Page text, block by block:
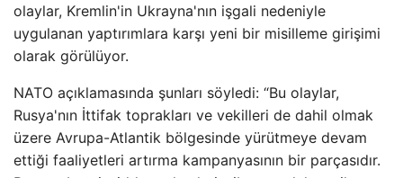
olaylar, Kremlin'in Ukrayna'nın işgali nedeniyle
uygulanan yaptırımlara karşı yeni bir misilleme girişimi
olarak görülüyor.
NATO açıklamasında şunları söyledi: “Bu olaylar,
Rusya'nın İttifak toprakları ve vekilleri de dahil olmak
üzere Avrupa-Atlantik bölgesinde yürütmeye devam
ettiği faaliyetleri artırma kampanyasının bir parçasıdır.